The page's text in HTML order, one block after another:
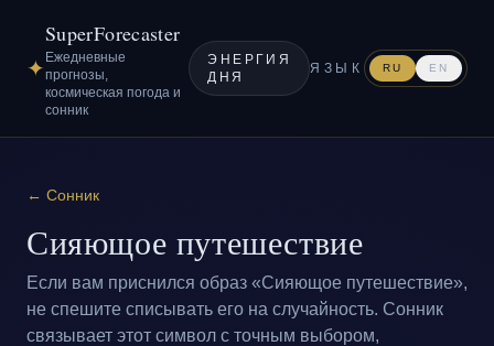
✦
SuperForecaster
Ежедневные
прогнозы,
космическая погода и
сонник
ЭНЕРГИЯ
ДНЯ
ЯЗЫК RU EN
← Сонник
Сияющое путешествие
Если вам приснился образ «Сияющое путешествие»,
не спешите списывать его на случайность. Сонник
связывает этот символ с точным выбором,